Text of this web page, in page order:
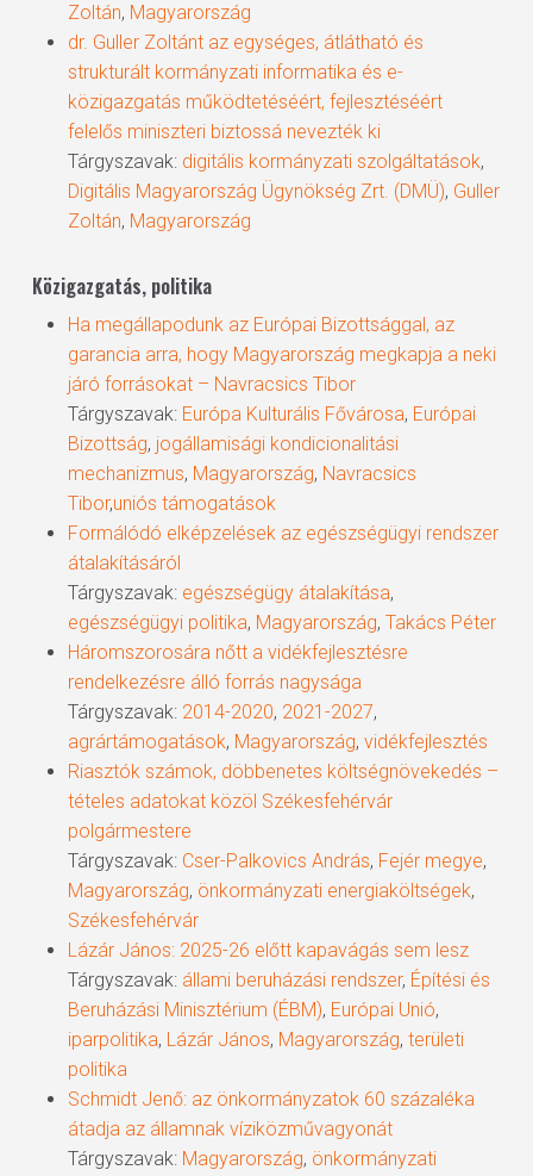
Zoltán, Magyarország
dr. Guller Zoltánt az egységes, átlátható és
strukturált kormányzati informatika és e-
közigazgatás működtetéséért, fejlesztéséért
felelős miniszteri biztossá nevezték ki
Tárgyszavak: digitális kormányzati szolgáltatások,
Digitális Magyarország Ügynökség Zrt. (DMÜ), Guller
Zoltán, Magyarország
Közigazgatás, politika
Ha megállapodunk az Európai Bizottsággal, az
garancia arra, hogy Magyarország megkapja a neki
járó forrásokat – Navracsics Tibor
Tárgyszavak: Európa Kulturális Fővárosa, Európai
Bizottság, jogállamisági kondicionalitási
mechanizmus, Magyarország, Navracsics
Tibor,uniós támogatások
Formálódó elképzelések az egészségügyi rendszer
átalakításáról
Tárgyszavak: egészségügy átalakítása,
egészségügyi politika, Magyarország, Takács Péter
Háromszorosára nőtt a vidékfejlesztésre
rendelkezésre álló forrás nagysága
Tárgyszavak: 2014-2020, 2021-2027,
agrártámogatások, Magyarország, vidékfejlesztés
Riasztók számok, döbbenetes költségnövekedés –
tételes adatokat közöl Székesfehérvár
polgármestere
Tárgyszavak: Cser-Palkovics András, Fejér megye,
Magyarország, önkormányzati energiaköltségek,
Székesfehérvár
Lázár János: 2025-26 előtt kapavágás sem lesz
Tárgyszavak: állami beruházási rendszer, Építési és
Beruházási Minisztérium (ÉBM), Európai Unió,
iparpolitika, Lázár János, Magyarország, területi
politika
Schmidt Jenő: az önkormányzatok 60 százaléka
átadja az államnak víziközművagyonát
Tárgyszavak: Magyarország, önkormányzati